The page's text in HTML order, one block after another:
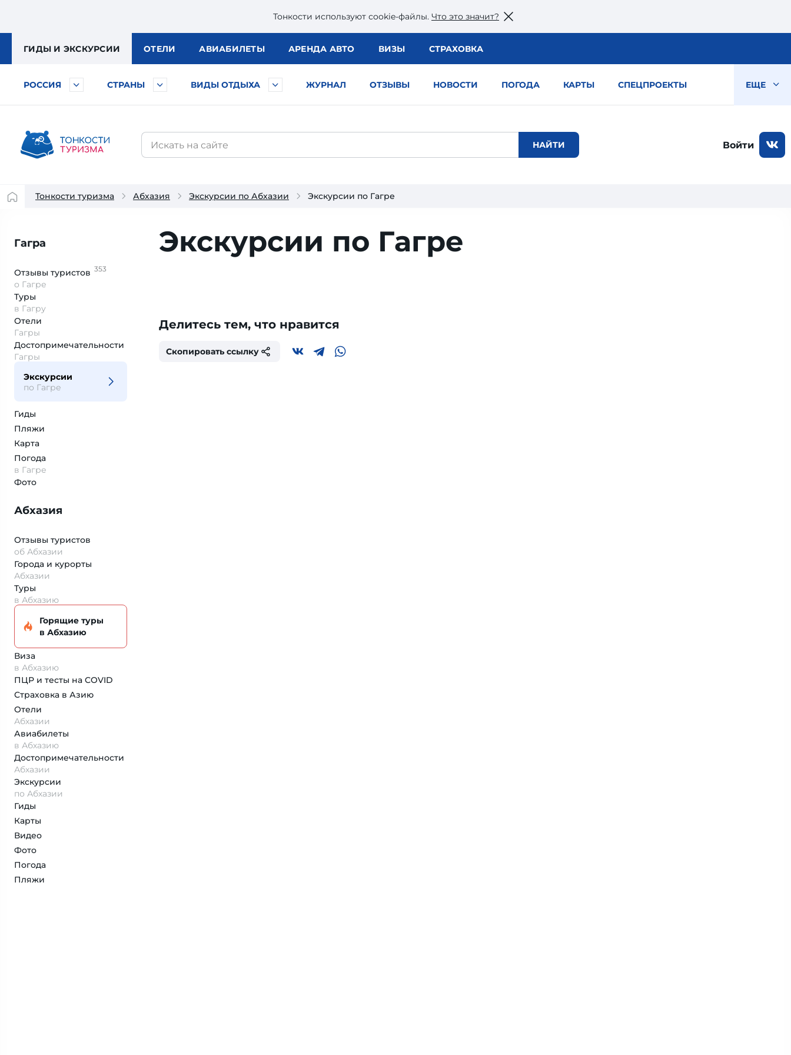
Тонкости используют сookie-файлы. Что это значит?
ГИДЫ И ЭКСКУРСИИ ОТЕЛИ АВИАБИЛЕТЫ АРЕНДА АВТО ВИЗЫ СТРАХОВКА
РОССИЯ СТРАНЫ ВИДЫ ОТДЫХА ЖУРНАЛ ОТЗЫВЫ НОВОСТИ ПОГОДА КАРТЫ СПЕЦПРОЕКТЫ ЕЩЕ
Войти
Тонкости туризма Абхазия Экскурсии по Абхазии Экскурсии по Гагре
Гагра
Отзывы туристов 353
о Гагре
Туры
в Гагру
Отели
Гагры
Достопримеча­тельности
Гагры
Экскурсии
по Гагре
Гиды
Пляжи
Карта
Погода
в Гагре
Фото
Абхазия
Отзывы туристов
об Абхазии
Города и курорты
Абхазии
Туры
в Абхазию
Горящие туры
в Абхазию
Виза
в Абхазию
ПЦР и тесты на COVID
Страховка в Азию
Отели
Абхазии
Авиабилеты
в Абхазию
Достопримеча­тельности
Абхазии
Экскурсии
по Абхазии
Гиды
Карты
Видео
Фото
Погода
Пляжи
Экскурсии по Гагре
Делитесь тем, что нравится
Скопировать ссылку